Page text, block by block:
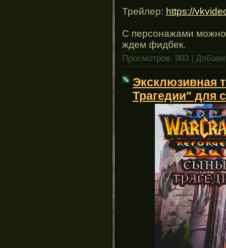
Трейлер: https://
С персонажами можно
ждем фидбек.
Просмотров: 903 |
Эксклюзивная
Трагедии" для